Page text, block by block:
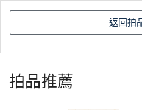
返回拍
拍品推薦